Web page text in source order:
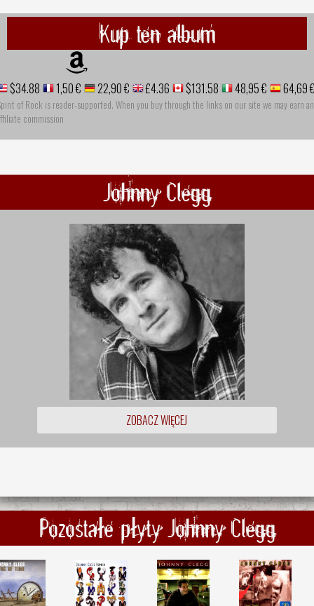
Kup ten album
$34.88 1,50 € 22,90 € £4.36 $131.58 48,95 € 64,69
of Rock is reader-supported. When you buy through the links on our site we may earn an
commission
Johnny Clegg
ZOBACZ WIĘCEJ
Pozostałe płyty Johnny Clegg